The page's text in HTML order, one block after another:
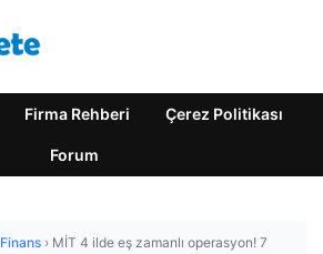
Firma Rehberi Çerez Politikası
Forum
Finans › MİT 4 ilde eş zamanlı operasyon! 7